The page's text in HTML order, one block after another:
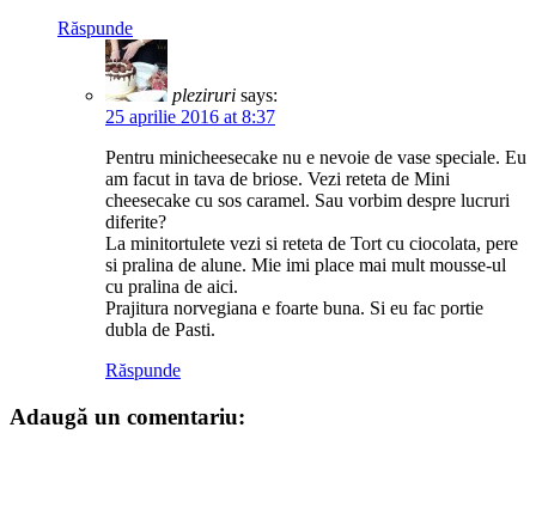
Răspunde
pleziruri says:
25 aprilie 2016 at 8:37
Pentru minicheesecake nu e nevoie de vase speciale. Eu
am facut in tava de briose. Vezi reteta de Mini
cheesecake cu sos caramel. Sau vorbim despre lucruri
diferite?
La minitortulete vezi si reteta de Tort cu ciocolata, pere
si pralina de alune. Mie imi place mai mult mousse-ul
cu pralina de aici.
Prajitura norvegiana e foarte buna. Si eu fac portie
dubla de Pasti.
Răspunde
Adaugă un comentariu: